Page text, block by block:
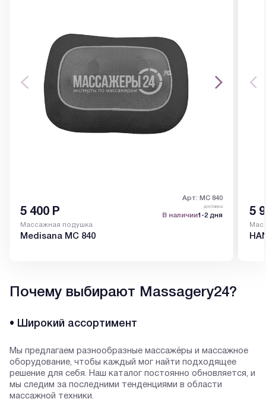
Арт: MC 840
5 400 Р доставка
В наличии1-2 дня
Массажная подушка
Medisana MC 840
5
Почему выбирают Massagery24?
• Широкий ассортимент
Мы предлагаем разнообразные массажёры и массажное
оборудование, чтобы каждый мог найти подходящее
решение для себя. Наш каталог постоянно обновляется, и
мы следим за последними тенденциями в области
массажной техники.